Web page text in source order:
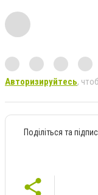
Авторизируйтесь,
Поділіться та